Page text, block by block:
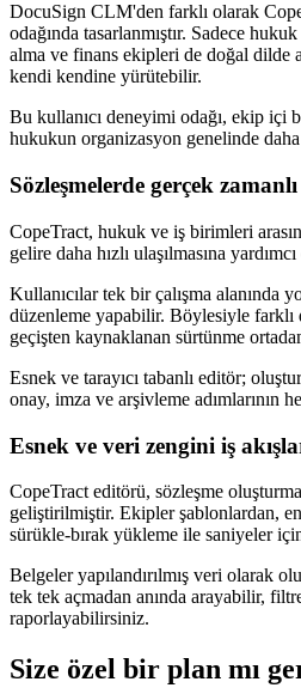
DocuSign CLM'den farklı olarak
odağında tasarlanmıştır. Sadece
alma ve finans ekipleri de doğal dilde
kendi kendine yürütebilir.
Bu kullanıcı deneyimi odağı, ekip içi
hukukun organizasyon genelinde daha
Sözleşmelerde gerçek
CopeTract, hukuk ve iş birimleri
gelire daha hızlı ulaşılmasına
Kullanıcılar tek bir çalışma alanında
düzenleme yapabilir. Böylesiyle farklı
geçişten kaynaklanan sürtünme
Esnek ve tarayıcı tabanlı editör;
onay, imza ve arşivleme adımlarının
Esnek ve veri zengini iş
CopeTract editörü, sözleşme
geliştirilmiştir. Ekipler şablonlardan,
sürükle-bırak yükleme ile saniyeler
Belgeler yapılandırılmış veri olarak
tek tek açmadan anında arayabilir,
raporlayabilirsiniz.
Size özel bir plan mı